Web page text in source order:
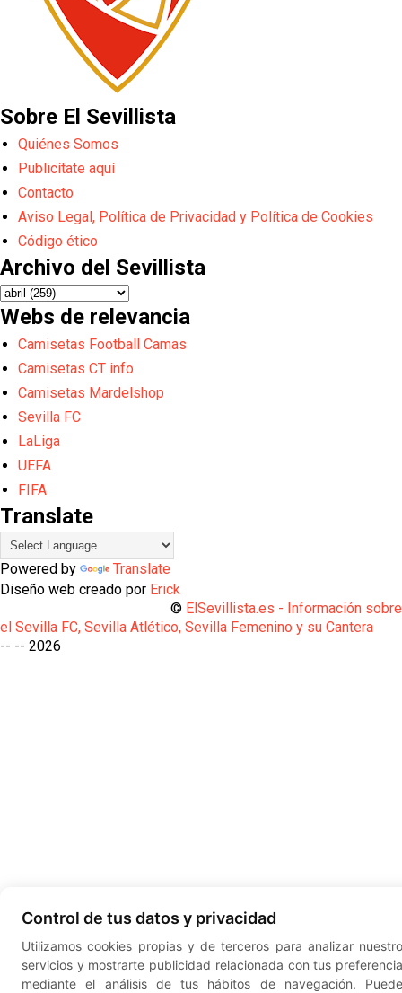
Sobre El Sevillista
Quiénes Somos
Publicítate aquí
Contacto
Aviso Legal, Política de Privacidad y Política de Cookies
Código ético
Archivo del Sevillista
Webs de relevancia
Camisetas Football Camas
Camisetas CT info
Camisetas Mardelshop
Sevilla FC
LaLiga
UEFA
FIFA
Translate
Powered by
Translate
Diseño web creado por Erick
© ElSevillista.es - Información sobre
el Sevilla FC, Sevilla Atlético, Sevilla Femenino y su Cantera
-- --
Control de tus datos y privacidad
Utilizamos cookies propias y de terceros para analizar
servicios y mostrarte publicidad relacionada con tus
mediante el análisis de tus hábitos de navegación.
2026